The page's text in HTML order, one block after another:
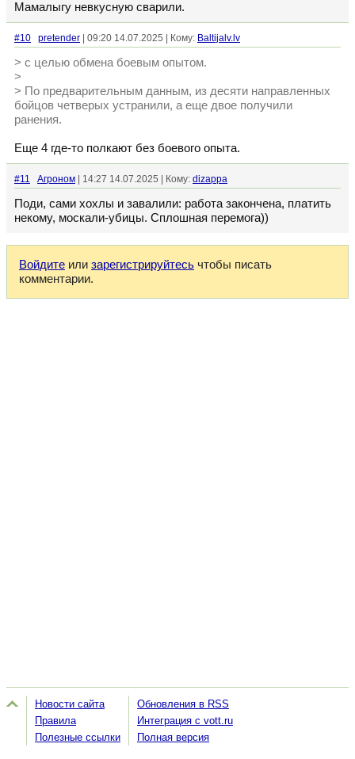
Мамалыгу невкусную сварили.
#10 pretender | 09:20 14.07.2025 | Кому: Baltijalv.lv
> с целью обмена боевым опытом.
>
> По предварительным данным, из десяти направленных
бойцов четверых устранили, а еще двое получили
ранения.
Еще 4 где-то полкают без боевого опыта.
#11 Агроном | 14:27 14.07.2025 | Кому: dizappa
Поди, сами хохлы и завалили: работа закончена, платить
некому, москали-убицы. Сплошная перемога))
Войдите или зарегистрируйтесь чтобы писать
комментарии.
Новости сайта
Правила
Полезные ссылки
Обновления в RSS
Интеграция с vott.ru
Полная версия